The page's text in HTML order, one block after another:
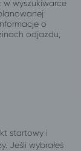
w wyszukiwarce
o
odjazdu,
startowy i
Jeśli wybrałeś